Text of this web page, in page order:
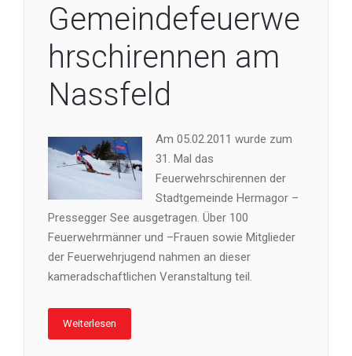
Gemeindefeuerwe
hrschirennen am
Nassfeld
Am 05.02.2011 wurde zum
31. Mal das
Feuerwehrschirennen der
Stadtgemeinde Hermagor –
Pressegger See ausgetragen. Über 100
Feuerwehrmänner und –Frauen sowie Mitglieder
der Feuerwehrjugend nahmen an dieser
kameradschaftlichen Veranstaltung teil.
Weiterlesen